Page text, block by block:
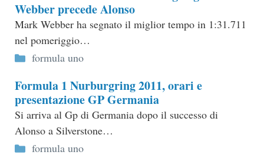
Webber precede Alonso
Mark Webber ha segnato il miglior tempo in 1:31.711
nel pomeriggio…
Categorie
formula uno
Formula 1 Nurburgring 2011, orari e
presentazione GP Germania
Si arriva al Gp di Germania dopo il successo di
Alonso a Silverstone…
Categorie
formula uno